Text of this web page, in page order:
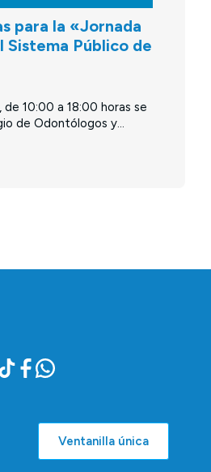
para la «Jornada
Público de
10:00 a 18:00 horas se
de Odontólogos y...
Ventanilla única